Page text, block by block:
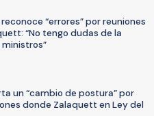
“errores” por reuniones
“No tengo dudas de la
un “cambio de postura” por
donde Zalaquett en Ley del